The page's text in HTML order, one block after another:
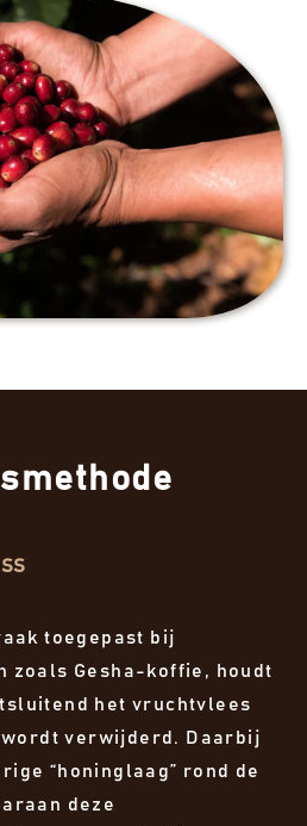
toegepast bij
zoals Gesha-koffie, houdt
het vruchtvlees
verwijderd. Daarbij
“honinglaag” rond de
deze